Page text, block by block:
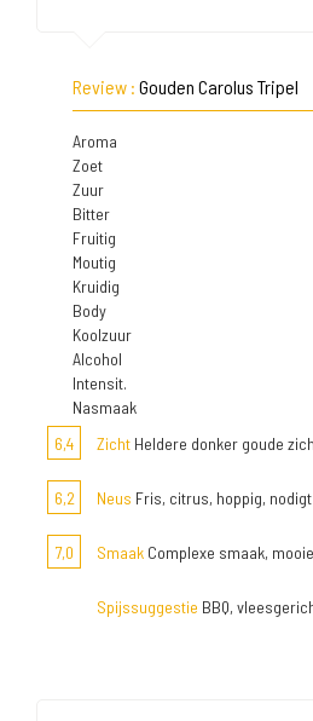
Review : Gouden Carolus Tripel
Aroma
Zoet
Zuur
Bitter
Fruitig
Moutig
Kruidig
Body
Koolzuur
Alcohol
Intensit.
Nasmaak
6,4
Zicht Heldere donker goude
6,2 Neus Fris, citrus, hoppig,
7,0 Smaak Complexe smaak,
Spijssuggestie BBQ,